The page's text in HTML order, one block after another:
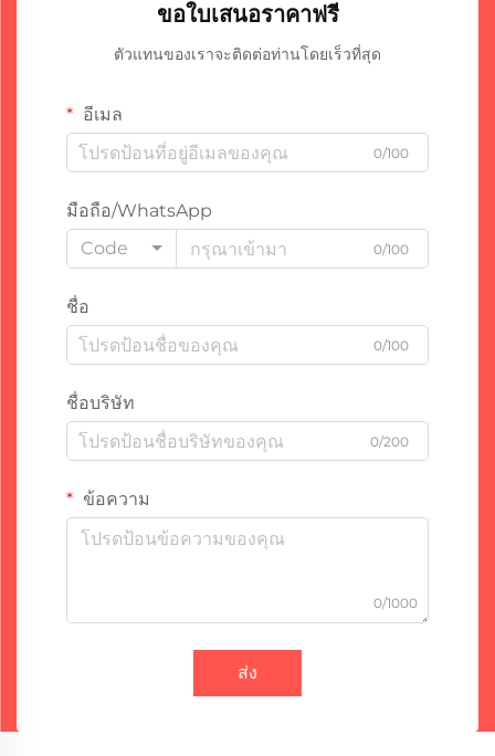
ขอใบเสนอราคาฟรี
ตัวแทนของเราจะติดต่อท่านโดยเร็วที่สุด
อีเมล
0/100
มือถือ/WhatsApp
Code
0/100
ชื่อ
0/100
ชื่อบริษัท
0/200
ข้อความ
0/1000
ส่ง